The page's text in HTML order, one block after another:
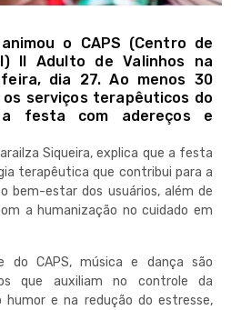
o CAPS (Centro de
II Adulto de Valinhos na
dia 27. Ao menos 30
serviços terapêuticos do
a festa com adereços e
Siqueira, explica que a festa
terapêutica que contribui para a
bem-estar dos usuários, além de
a humanização no cuidado em
do CAPS, música e dança são
que auxiliam no controle da
humor e na redução do estresse,